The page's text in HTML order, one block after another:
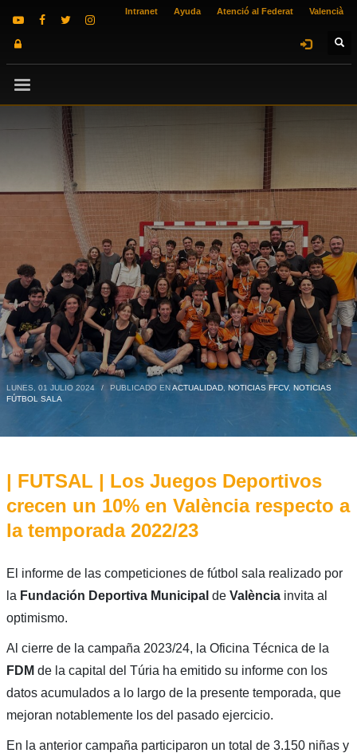
Intranet Ayuda Atenció al Federat Valencià
LUNES, 01 JULIO 2024 / PUBLICADO ENACTUALIDAD, NOTICIAS FFCV, NOTICIAS
FÚTBOL SALA
| FUTSAL | Los Juegos Deportivos
crecen un 10% en València respecto a
la temporada 2022/23
El informe de las competiciones de fútbol sala realizado por
la Fundación Deportiva Municipal de Valènciainvita al
optimismo.
Al cierre de la campaña 2023/24, la Oficina Técnica de la
FDM de la capital del Túria ha emitido su informe con los
datos acumulados a lo largo de la presente temporada, que
mejoran notablemente los del pasado ejercicio.
En la anterior campaña participaron un total de 3.150 niñas y